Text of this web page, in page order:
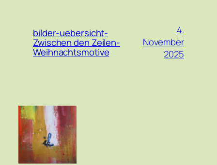
bilder-uebersicht-
Zwischen den Zeilen-
Weihnachtsmotive
4.
November
2025